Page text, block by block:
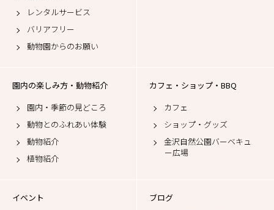
レンタルサービス
バリアフリー
動物園からのお願い
園内の楽しみ方・動物紹介
園内・季節の見どころ
動物とのふれあい体験
動物紹介
植物紹介
カフェ・ショップ・BBQ
カフェ
ショップ・グッズ
金沢自然公園バーベキュ
ー広場
イベント
ブログ